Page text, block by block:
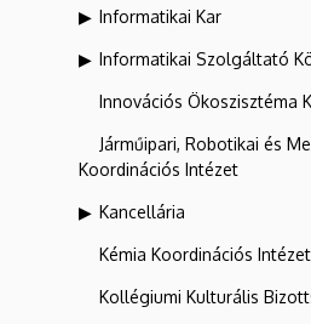
Informatikai Kar
Informatikai Szolgáltató
Innovációs Ökoszisztéma
Járműipari, Robotikai és
Koordinációs Intézet
Kancellária
Kémia Koordinációs Intézet
Kollégiumi Kulturális